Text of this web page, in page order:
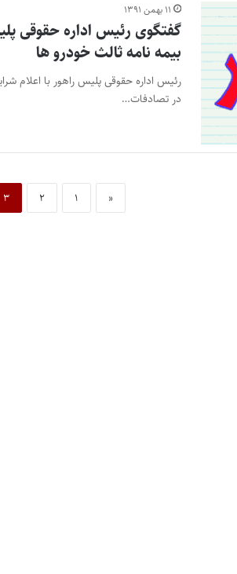
۱۱ بهمن ۱۳۹۱
گفتگوی رئیس اداره حقوقی
بیمه نامه ثالث خودرو ها
رئیس اداره حقوقی پلیس راهور با اعلام
در تصادفات…
« ۱ ۲ ۳